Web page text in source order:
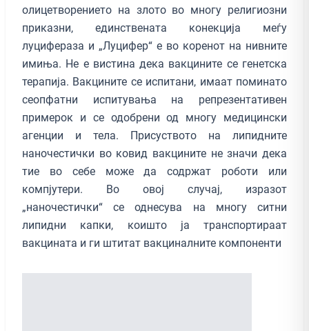
олицетворението на злото во многу религиозни
приказни, единствената конекција меѓу
луцифераза и „Луцифер“ е во коренот на нивните
имиња. Не е вистина дека вакцините се генетска
терапија. Вакцините се испитани, имаат поминато
сеопфатни испитувања на репрезентативен
примерок и се одобрени од многу медицински
агенции и тела. Присуството на липидните
наночестички во ковид вакцините не значи дека
тие во себе може да содржат роботи или
компјутери. Во овој случај, изразот
„наночестички“ се однесува на многу ситни
липидни капки, коишто ја транспортираат
вакцината и ги штитат вакциналните компоненти